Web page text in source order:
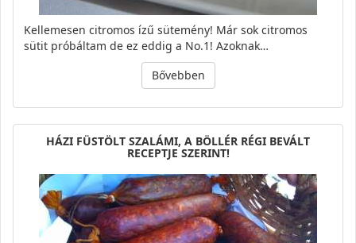
Kellemesen citromos ízű sütemény! Már sok citromos
sütit próbáltam de ez eddig a No.1! Azoknak…
Bővebben
HÁZI FÜSTÖLT SZALÁMI, A BÖLLÉR RÉGI BEVÁLT
RECEPTJE SZERINT!